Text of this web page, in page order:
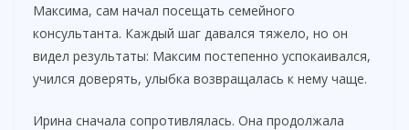
Максима, сам начал посещать семейного
консультанта. Каждый шаг давался тяжело, но он
видел результаты: Максим постепенно успокаивался,
учился доверять, улыбка возвращалась к нему чаще.
Ирина сначала сопротивлялась. Она продолжала